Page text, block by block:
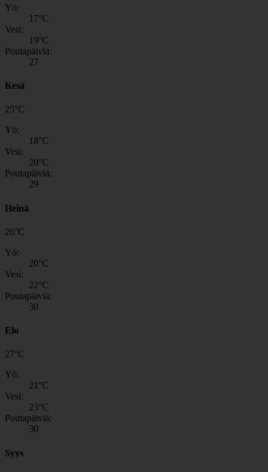
Yö:
17°C
Vesi:
19°C
Poutapäiviä:
27
Kesä
25°C
Yö:
18°C
Vesi:
20°C
Poutapäiviä:
29
Heinä
26°C
Yö:
20°C
Vesi:
22°C
Poutapäiviä:
30
Elo
27°C
Yö:
21 °C
Vesi:
23°C
Poutapäiviä:
30
Syys